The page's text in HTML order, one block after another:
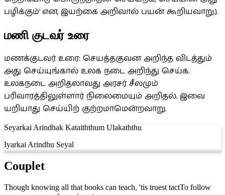
பழிக்கும்' என, இயற்கை அறிவால் பயன் கூறியவாறு.).
மணி குடவர் உரை
மணக்குடவர் உரை: செயத்தகுவன அறிந்த விடத்தும்
அது செய்யுங்கால் உலக நடை அறிந்து செய்க.
உலகநடை அறிதலாவது அரசர் சீலமும்
பரிவாரத்திலுள்ளார் நிலைமையும் அறிதல். இவை
யறியாது செய்யிற் குற்றமாமென்றவாறு.
Seyarkai Arindhak Kataiththum Ulakaththu
Iyarkai Arindhu Seyal
Couplet
Though knowing all that books can teach, 'tis truest tactTo follow